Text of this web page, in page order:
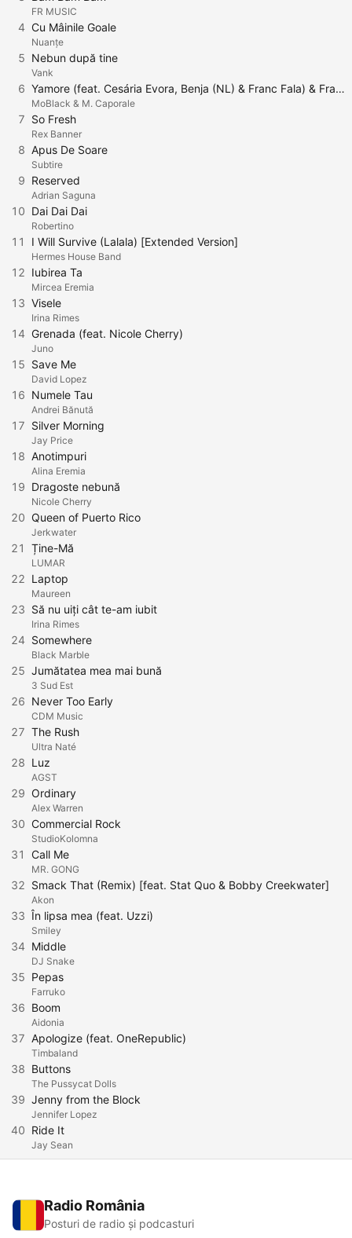
FR MUSIC
4 Cu Mâinile Goale
Nuanțe
5 Nebun după tine
Vank
6 Yamore (feat. Cesária Evora, Benja (NL) & Franc Fala) & Franc Fala)
MoBlack & M. Caporale
7 So Fresh
Rex Banner
8 Apus De Soare
Subtire
9 Reserved
Adrian Saguna
10 Dai Dai Dai
Robertino
11 I Will Survive (Lalala) [Extended Version]
Hermes House Band
12 Iubirea Ta
Mircea Eremia
13 Visele
Irina Rimes
14 Grenada (feat. Nicole Cherry)
Juno
15 Save Me
David Lopez
16 Numele Tau
Andrei Bănută
17 Silver Morning
Jay Price
18 Anotimpuri
Alina Eremia
19 Dragoste nebună
Nicole Cherry
20 Queen of Puerto Rico
Jerkwater
21 Ține-Mă
LUMAR
22 Laptop
Maureen
23 Să nu uiți cât te-am iubit
Irina Rimes
24 Somewhere
Black Marble
25 Jumătatea mea mai bună
3 Sud Est
26 Never Too Early
CDM Music
27 The Rush
Ultra Naté
28 Luz
AGST
29 Ordinary
Alex Warren
30 Commercial Rock
StudioKolomna
31 Call Me
MR. GONG
32 Smack That (Remix) [feat. Stat Quo & Bobby Creekwater]
Akon
33 În lipsa mea (feat. Uzzi)
Smiley
34 Middle
DJ Snake
35 Pepas
Farruko
36 Boom
Aidonia
37 Apologize (feat. OneRepublic)
Timbaland
38 Buttons
The Pussycat Dolls
39 Jenny from the Block
Jennifer Lopez
40 Ride It
Jay Sean
Radio România
Posturi de radio și podcasturi